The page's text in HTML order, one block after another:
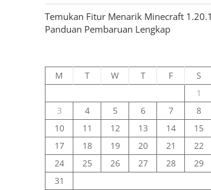
Temukan Fitur Menarik Minecraft
Panduan Pembaruan Lengkap
M T W T F S
1
3
4 5 6 7 8
10
11 12 13 14 15
17
18 19 20 21 22
24
25 26 27 28 29
31